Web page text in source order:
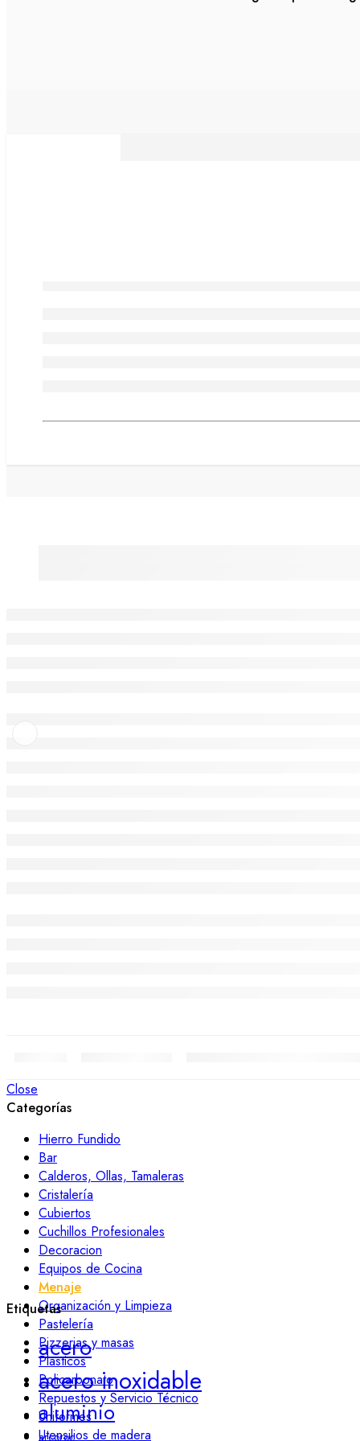
Close
Categorías
Hierro Fundido
Bar
Calderos, Ollas, Tamaleras
Cristalería
Cubiertos
Cuchillos Profesionales
Decoracion
Equipos de Cocina
Menaje
Organización y Limpieza
Pastelería
Pizzerias y masas
Plasticos
Policarbonato
Repuestos y Servicio Técnico
Uniformes
Utensilios de madera
Etiquetas
acero
acero inoxidable
aluminio
arcoroc